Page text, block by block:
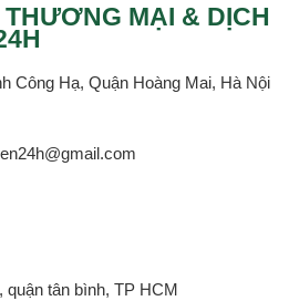
MẠI & DỊCH
Công Hạ, Quận Hoàng Mai, Hà Nội
tân bình, TP HCM